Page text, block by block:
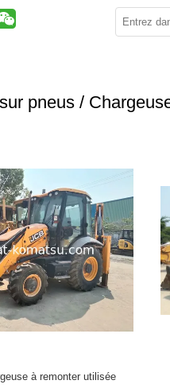
pneus /
Chargeur CAT 966H utilisé